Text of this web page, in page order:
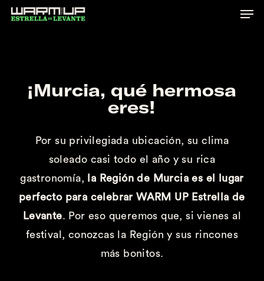
Skip
¡Murcia, qué hermosa
eres!
Por su privilegiada ubicación, su clima
soleado casi todo el año y su rica
gastronomía,
la Región de Murcia es el lugar
perfecto para celebrar WARM UP Estrella de
Levante. Por eso queremos que, si vienes al
festival, conozcas la Región y sus rincones
más bonitos.